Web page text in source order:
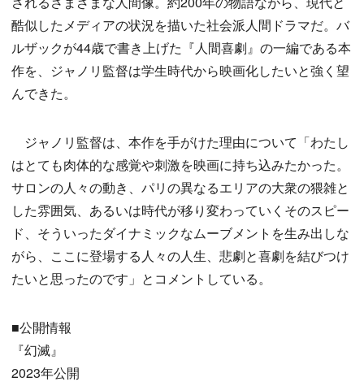
酷似したメディアの状況を描いた社会派人間ドラマだ。バ
ルザックが44歳で書き上げた『人間喜劇』の一編である本
作を、ジャノリ監督は学生時代から映画化したいと強く望
んできた。
ジャノリ監督は、本作を手がけた理由について「わたし
はとても肉体的な感覚や刺激を映画に持ち込みたかった。
サロンの人々の動き、パリの異なるエリアの大衆の猥雑と
した雰囲気、あるいは時代が移り変わっていくそのスピー
ド、そういったダイナミックなムーブメントを生み出しな
がら、ここに登場する人々の人生、悲劇と喜劇を結びつけ
たいと思ったのです」とコメントしている。
■公開情報
『幻滅』
2023年公開